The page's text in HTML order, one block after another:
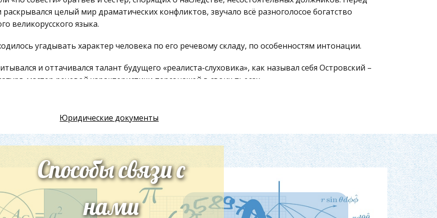
раскрывался целый мир драматических конфликтов, звучало всё разноголосое богатство
великорусского языка.
угадывать характер человека по его речевому складу, по особенностям интонации.
и оттачивался талант будущего «реалиста-слуховика», как называл себя Островский –
мастер речевой характеристики персонажей в своих пьесах.
Островского и до сих пор остаются на сцене. И через полтораста лет не трудно
рядом героев его пьес. Умер Островский в 1886 году в своём любимом заволжском имении
что в костромских дремучих лесах: на холмистых берегах маленьких извилистых речек.
писателя по большей части и протекала в этих сердцевинных местах России: где смолоду он
наблюдать исконные, ещё мало затронутые современной ему городской цивилизацией обычаи
слышать коренную русскую речь. Глава 2. История создания драмы «Гроза» Созданию
предшествовала экспедиция драматурга по Верхней Волге, предпринятая по заданию
Юридические документы
Способы связи с
нами